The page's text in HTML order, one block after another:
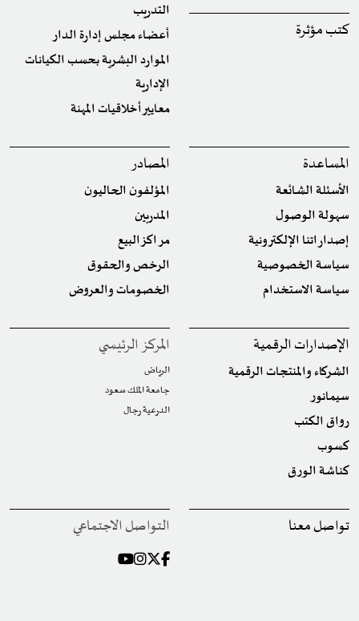
كتب مؤثرة
التدريب
أعضاء مجلس إدارة الدار
الموارد البشرية بحسب الكيانات
الإدارية
معايير أخلاقيات المهنة
المساعدة
الأسئلة الشائعة
سهولة الوصول
إصداراتنا الإلكترونية
سياسة الخصوصية
سياسة الاستخدام
المصادر
المؤلفون الحاليون
المدربين
مراكز البيع
الرخص والحقوق
الخصومات والعروض
الإصدارات الرقمية
الشركاء والمنتجات الرقمية
سيمانور
رواق الكتب
كسوب
كناشة الورق
المركز الرئيسي
الرياض
جامعة الملك سعود
الدرعية رجال
تواصل معنا التواصل الاجتماعي